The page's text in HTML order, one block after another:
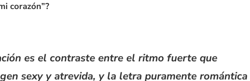
corazón”?
es el contraste entre el ritmo fuerte que
sexy y atrevida, y la letra puramente romántica